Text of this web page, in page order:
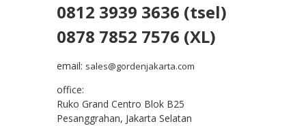
0812 3939 3636 (tsel)
0878 7852 7576 (XL)
email: sales@gordenjakarta.com
office:
Ruko Grand Centro Blok B25
Pesanggrahan, Jakarta Selatan